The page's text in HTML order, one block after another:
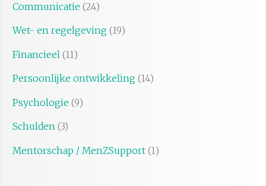
Communicatie (24)
Wet- en regelgeving (19)
Financieel (11)
Persoonlijke ontwikkeling (14)
Psychologie (9)
Schulden (3)
Mentorschap / MenZSupport (1)